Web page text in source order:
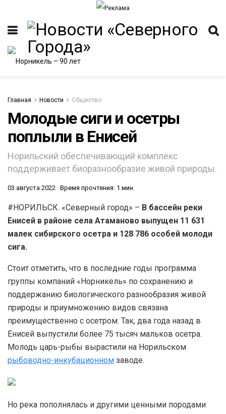
Главная Новости Общество
Молодые сиги и осетры
поплыли в Енисей
Норильский обеспечивающий комплекс
поддерживает биоразнообразие живой природы.
03 августа 2022 Время прочтения: 1 мин.
#НОРИЛЬСК. «Северный город» – В бассейн реки
Енисей в районе села Атаманово выпущен 11 631
малек сибирского осетра и 128 786 особей молоди
сига.
Стоит отметить, что в последние годы программа
группы компаний «Норникель» по сохранению и
поддержанию биологического разнообразия живой
природы и приумножению видов связана
преимущественно с осетром. Так, два года назад в
Енисей выпустили более 75 тысяч мальков осетра.
Молодь царь-рыбы вырастили на Норильском
рыбоводно-инкубационном заводе.
Но река пополнялась и другими ценными породами